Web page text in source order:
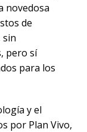
novedosa
de
sin
pero sí
para los
y el
por Plan Vivo,